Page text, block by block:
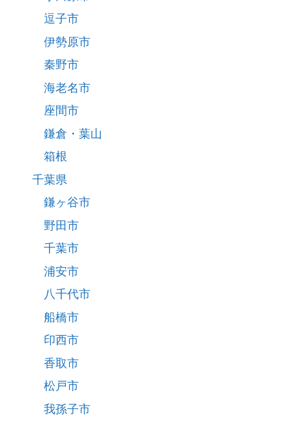
逗子市
伊勢原市
秦野市
海老名市
座間市
鎌倉・葉山
箱根
千葉県
鎌ヶ谷市
野田市
千葉市
浦安市
八千代市
船橋市
印西市
香取市
松戸市
我孫子市